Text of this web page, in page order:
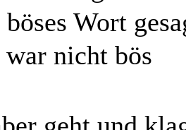
Wort
nicht bös